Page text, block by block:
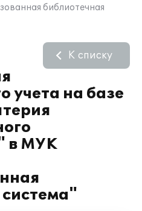
библиотечная
учета на базе
в МУК
К списку